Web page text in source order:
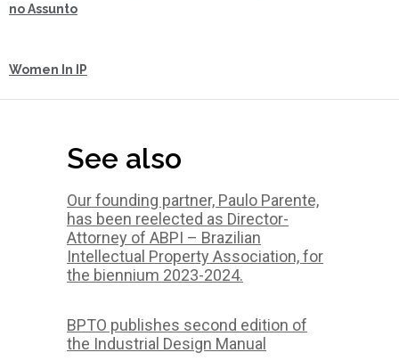
no Assunto
Women In IP
See also
Our founding partner, Paulo Parente,
has been reelected as Director-
Attorney of ABPI – Brazilian
Intellectual Property Association, for
the biennium 2023-2024.
BPTO publishes second edition of
the Industrial Design Manual